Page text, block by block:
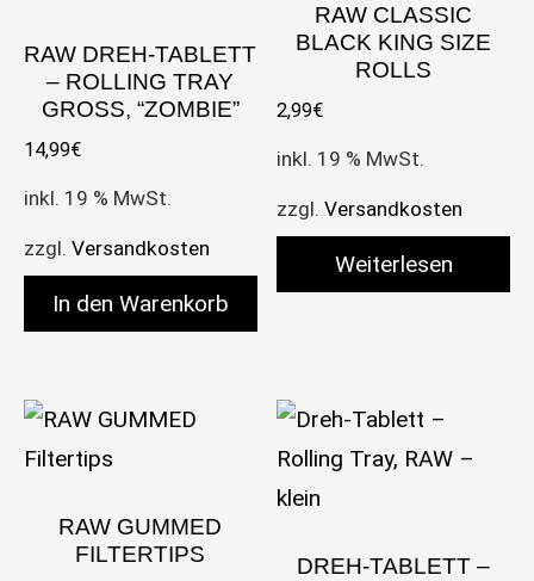
RAW DREH-TABLETT
– ROLLING TRAY
GROSS, “ZOMBIE”
14,99€
inkl. 19 % MwSt.
zzgl. Versandkosten
In den Warenkorb
RAW CLASSIC
BLACK KING SIZE
ROLLS
2,99€
inkl. 19 % MwSt.
zzgl.Versandkosten
Weiterlesen
RAW GUMMED
FILTERTIPS
DREH-TABLETT –